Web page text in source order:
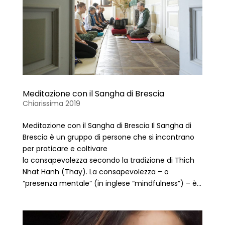
Meditazione con il Sangha di Brescia
Chiarissima 2019
Meditazione con il Sangha di Brescia Il Sangha di
Brescia è un gruppo di persone che si incontrano
per praticare e coltivare
la consapevolezza secondo la tradizione di Thich
Nhat Hanh (Thay). La consapevolezza – o
“presenza mentale” (in inglese “mindfulness”) – è...